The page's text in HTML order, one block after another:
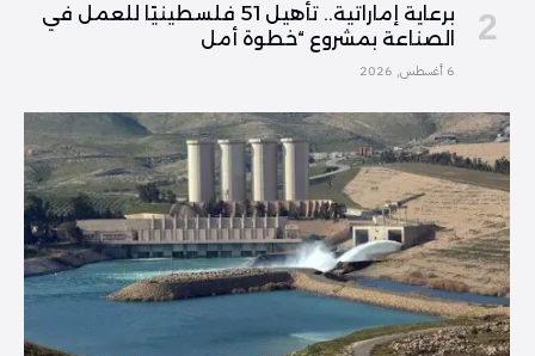
برعاية إماراتية.. تأهيل 51 فلسطينيًا للعمل في
الصناعة بمشروع “خطوة أمل
6 أغسطس, 2026